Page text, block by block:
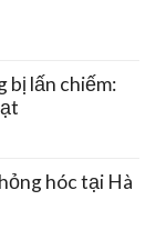
bị lấn chiếm:
hóc tại Hà